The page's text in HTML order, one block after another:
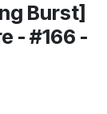
Burst]
- #166 -